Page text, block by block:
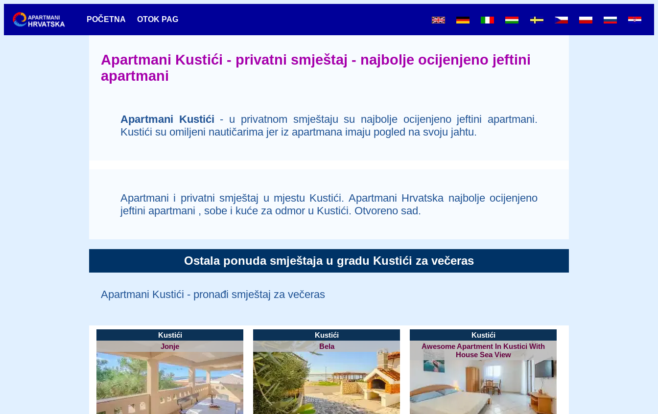
POČETNA OTOK PAG
Apartmani Kustići - privatni smještaj - najbolje ocijenjeno jeftini
apartmani
Apartmani Kustići - u privatnom smještaju su najbolje ocijenjeno jeftini apartmani.
Kustići su omiljeni nautičarima jer iz apartmana imaju pogled na svoju jahtu.
Apartmani i privatni smještaj u mjestu Kustići. Apartmani Hrvatska najbolje ocijenjeno
jeftini apartmani , sobe i kuće za odmor u Kustići. Otvoreno sad.
Ostala ponuda smještaja u gradu Kustići za večeras
Apartmani Kustići - pronađi smještaj za večeras
Kustići
Jonje
Kustići
Bela
Kustići
Awesome Apartment In Kustici With
House Sea View